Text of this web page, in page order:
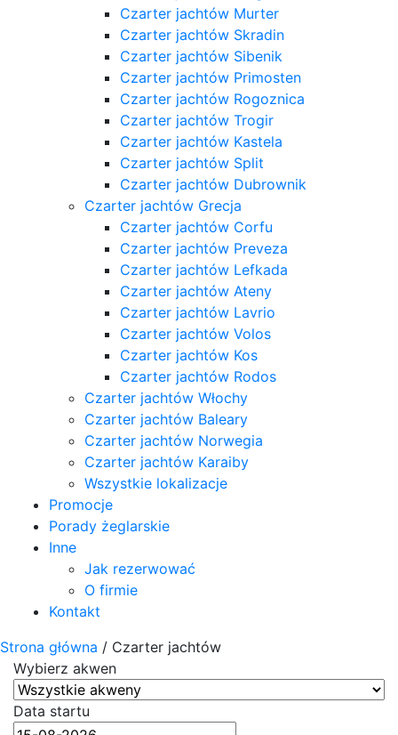
Czarter jachtów Murter
Czarter jachtów Skradin
Czarter jachtów Sibenik
Czarter jachtów Primosten
Czarter jachtów Rogoznica
Czarter jachtów Trogir
Czarter jachtów Kastela
Czarter jachtów Split
Czarter jachtów Dubrownik
Czarter jachtów Grecja
Czarter jachtów Corfu
Czarter jachtów Preveza
Czarter jachtów Lefkada
Czarter jachtów Ateny
Czarter jachtów Lavrio
Czarter jachtów Volos
Czarter jachtów Kos
Czarter jachtów Rodos
Czarter jachtów Włochy
Czarter jachtów Baleary
Czarter jachtów Norwegia
Czarter jachtów Karaiby
Wszystkie lokalizacje
Promocje
Porady żeglarskie
Inne
Jak rezerwować
O firmie
Kontakt
Strona główna / Czarter jachtów
Wybierz akwen
Data startu